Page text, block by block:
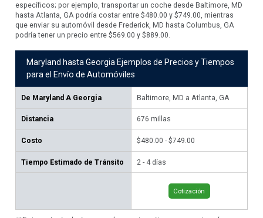
específicos; por ejemplo, transportar un coche desde Baltimore, MD
hasta Atlanta, GA podría costar entre $480.00 y $749.00, mientras
que enviar su automóvil desde Frederick, MD hasta Columbus, GA
podría tener un precio entre $569.00 y $889.00.
Maryland hasta Georgia Ejemplos de Precios y Tiempos
para el Envío de Automóviles
De Maryland A Georgia
Distancia
Costo
Tiempo Estimado de Tránsito
Baltimore, MD a Atlanta, GA
676 millas
$480.00 - $749.00
2 - 4 días
Cotización